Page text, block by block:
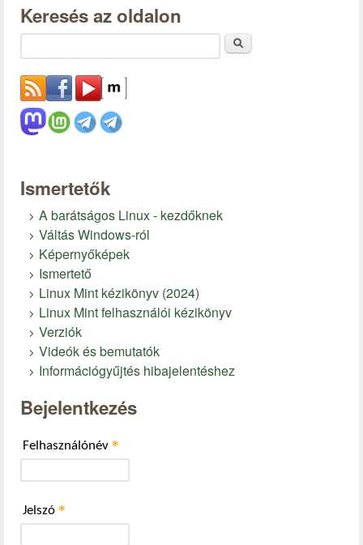
Keresés az oldalon
Ismertetők
A barátságos Linux - kezdőknek
Váltás Windows-ról
Képernyőképek
Ismertető
Linux Mint kézikönyv (2024)
Linux Mint felhasználói kézikönyv
Verziók
Videók és bemutatók
Információgyűjtés hibajelentéshez
Bejelentkezés
Felhasználónév *
Jelszó *